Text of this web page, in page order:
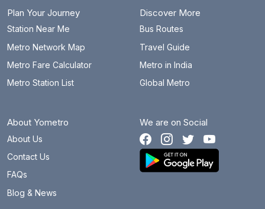
Plan Your Journey
Station Near Me
Metro Network Map
Metro Fare Calculator
Metro Station List
Discover More
Bus Routes
Travel Guide
Metro in India
Global Metro
About Yometro
About Us
Contact Us
FAQs
Blog & News
We are on Social